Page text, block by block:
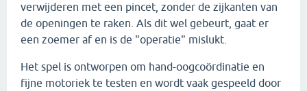
verwijderen met een pincet, zonder de zijkanten van
de openingen te raken. Als dit wel gebeurt, gaat er
een zoemer af en is de "operatie" mislukt.
Het spel is ontworpen om hand-oogcoördinatie en
fijne motoriek te testen en wordt vaak gespeeld door